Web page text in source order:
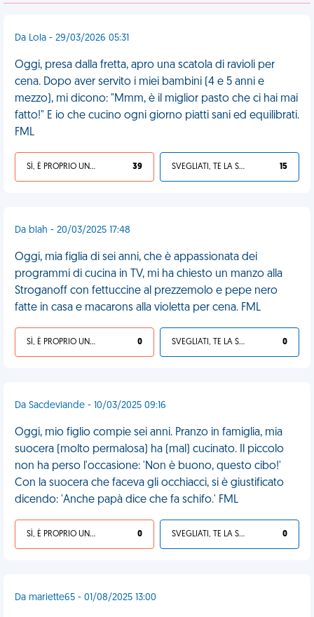
Da Lola - 29/03/2026 05:31
Oggi, presa dalla fretta, apro una scatola di ravioli per
cena. Dopo aver servito i miei bambini (4 e 5 anni e
mezzo), mi dicono: "Mmm, è il miglior pasto che ci hai mai
fatto!" E io che cucino ogni giorno piatti sani ed equilibrati.
FML
SÌ, È PROPRIO UNA VDM! 39 SVEGLIATI, TE LA SEI CERCATA! 15
Da blah - 20/03/2025 17:48
Oggi, mia figlia di sei anni, che è appassionata dei
programmi di cucina in TV, mi ha chiesto un manzo alla
Stroganoff con fettuccine al prezzemolo e pepe nero
fatte in casa e macarons alla violetta per cena. FML
SÌ, È PROPRIO UNA VDM! 0 SVEGLIATI, TE LA SEI CERCATA! 0
Da Sacdeviande - 10/03/2025 09:16
Oggi, mio figlio compie sei anni. Pranzo in famiglia, mia
suocera (molto permalosa) ha (mal) cucinato. Il piccolo
non ha perso l'occasione: 'Non è buono, questo cibo!'
Con la suocera che faceva gli occhiacci, si è giustificato
dicendo: 'Anche papà dice che fa schifo.' FML
SÌ, È PROPRIO UNA VDM! 0 SVEGLIATI, TE LA SEI CERCATA! 0
Da mariette65 - 01/08/2025 13:00